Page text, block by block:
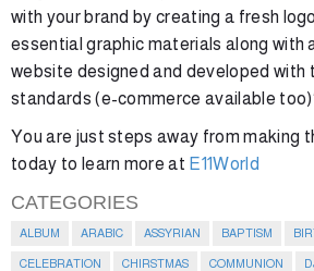
with your brand by creating a fresh
essential graphic materials along with
website designed and developed with
standards (e-commerce available
You are just steps away from making
today to learn more at E11World
CATEGORIES
ALBUM ARABIC ASSYRIAN BAPTISM
CELEBRATION CHIRSTMAS COMMUNION